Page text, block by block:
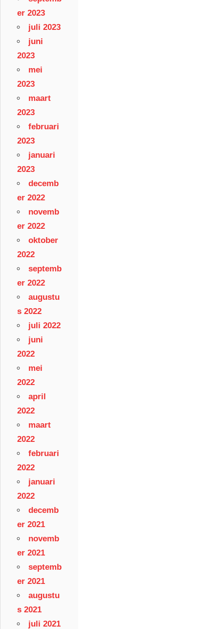
er 2023
juli 2023
juni
2023
mei
2023
maart
2023
februari
2023
januari
2023
decemb
er 2022
novemb
er 2022
oktober
2022
septemb
er 2022
augustu
s 2022
juli 2022
juni
2022
mei
2022
april
2022
maart
2022
februari
2022
januari
2022
decemb
er 2021
novemb
er 2021
septemb
er 2021
augustu
s 2021
juli 2021